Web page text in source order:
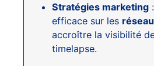
Stratégies marketing
efficace sur les
accroître la visibilité
timelapse.